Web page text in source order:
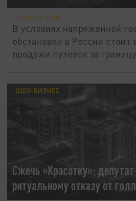
21 МАРТА 10:18
В условиях напряженной
обстановки в России стоит
продажи путевок за границу.
Сжечь «Красотку»:
ритуальному отказу от
ШОУ-БИЗНЕС